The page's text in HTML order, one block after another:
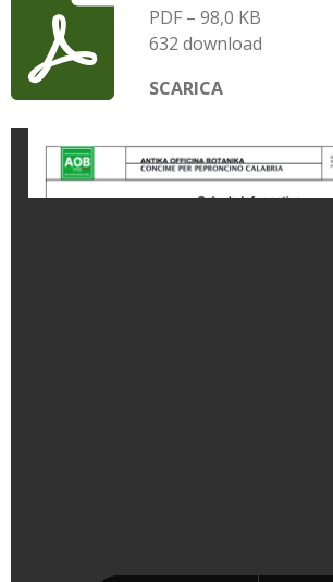
PDF – 98,0 KB
632 download
SCARICA